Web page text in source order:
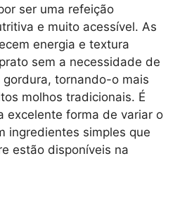
ser uma refeição
e muito acessível. As
energia e textura
sem a necessidade de
gordura, tornando-o mais
molhos tradicionais. É
excelente forma de variar o
ingredientes simples que
estão disponíveis na